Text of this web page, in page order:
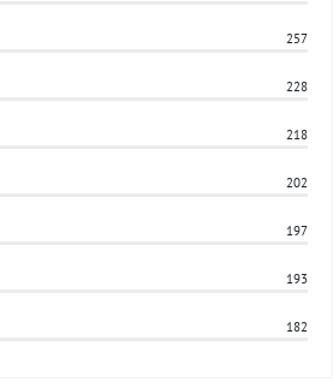
257
228
218
202
197
193
182